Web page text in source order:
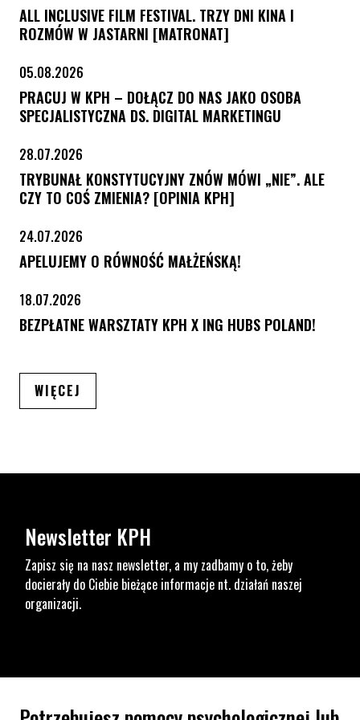
ALL INCLUSIVE FILM FESTIVAL. TRZY DNI KINA I
ROZMÓW W JASTARNI [MATRONAT]
05.08.2026
PRACUJ W KPH – DOŁĄCZ DO NAS JAKO OSOBA
SPECJALISTYCZNA DS. DIGITAL MARKETINGU
28.07.2026
TRYBUNAŁ KONSTYTUCYJNY ZNÓW MÓWI „NIE”. ALE
CZY TO COŚ ZMIENIA? [OPINIA KPH]
24.07.2026
APELUJEMY O RÓWNOŚĆ MAŁŻEŃSKĄ!
18.07.2026
BEZPŁATNE WARSZTATY KPH X ING HUBS POLAND!
WIĘCEJ
Newsletter KPH
Zapisz się na nasz newsletter, a my zadbamy o to, żeby
docierały do Ciebie bieżące informacje nt. działań naszej
organizacji.